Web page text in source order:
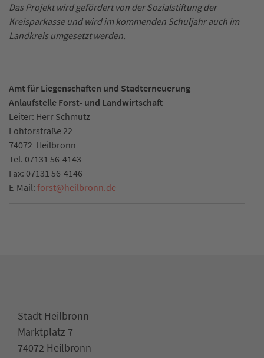
Das Projekt wird gefördert von der Sozialstiftung der
Kreisparkasse und wird im kommenden Schuljahr auch im
Landkreis umgesetzt werden.
Amt für Liegenschaften und Stadterneuerung
Anlaufstelle Forst- und Landwirtschaft
Leiter: Herr Schmutz
Lohtorstraße 22
74072 Heilbronn
Tel. 07131 56-4143
Fax: 07131 56-4146
E-Mail: forst@heilbronn.de
Stadt Heilbronn
Marktplatz 7
74072 Heilbronn